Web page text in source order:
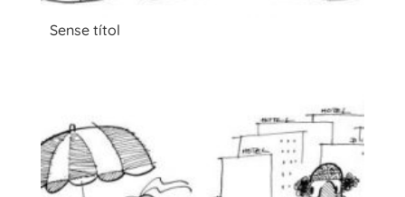
Sense títol